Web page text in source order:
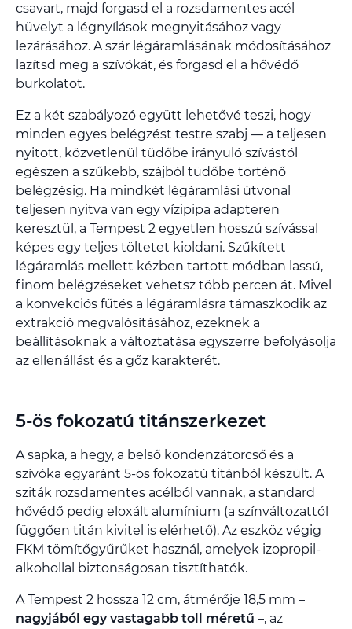
csavart, majd forgasd el a rozsdamentes acél
hüvelyt a légnyílások megnyitásához vagy
lezárásához. A szár légáramlásának módosításához
lazítsd meg a szívókát, és forgasd el a hővédő
burkolatot.
Ez a két szabályozó együtt lehetővé teszi, hogy
minden egyes belégzést testre szabj — a teljesen
nyitott, közvetlenül tüdőbe irányuló szívástól
egészen a szűkebb, szájból tüdőbe történő
belégzésig. Ha mindkét légáramlási útvonal
teljesen nyitva van egy vízipipa adapteren
keresztül, a Tempest 2 egyetlen hosszú szívással
képes egy teljes töltetet kioldani. Szűkített
légáramlás mellett kézben tartott módban lassú,
finom belégzéseket vehetsz több percen át. Mivel
a konvekciós fűtés a légáramlásra támaszkodik az
extrakció megvalósításához, ezeknek a
beállításoknak a változtatása egyszerre befolyásolja
az ellenállást és a gőz karakterét.
5-ös fokozatú titánszerkezet
A sapka, a hegy, a belső kondenzátorcső és a
szívóka egyaránt 5-ös fokozatú titánból készült. A
sziták rozsdamentes acélból vannak, a standard
hővédő pedig eloxált alumínium (a színváltozattól
függően titán kivitel is elérhető). Az eszköz végig
FKM tömítőgyűrűket használ, amelyek izopropil-
alkohollal biztonságosan tisztíthatók.
A Tempest 2 hossza 12 cm, átmérője 18,5 mm –
nagyjából egy vastagabb toll méretű –, az